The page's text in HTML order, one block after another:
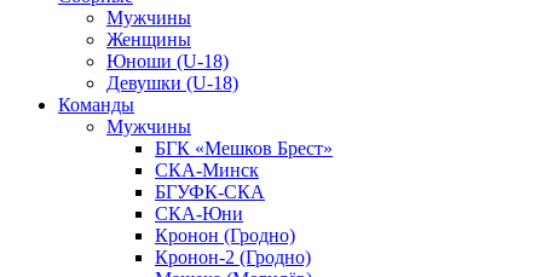
Мужчины
Женщины
Юноши (U-18)
Девушки (U-18)
Команды
Мужчины
БГК «Мешков Брест»
СКА-Минск
БГУФК-СКА
СКА-Юни
Кронон (Гродно)
Кронон-2 (Гродно)